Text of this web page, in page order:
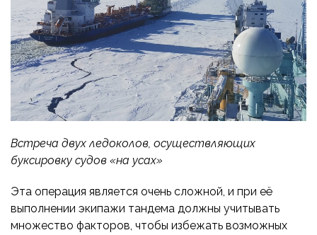
Встреча двух ледоколов, осуществляющих
буксировку судов «на усах»
Эта операция является очень сложной, и при её
выполнении экипажи тандема должны учитывать
множество факторов, чтобы избежать возможных